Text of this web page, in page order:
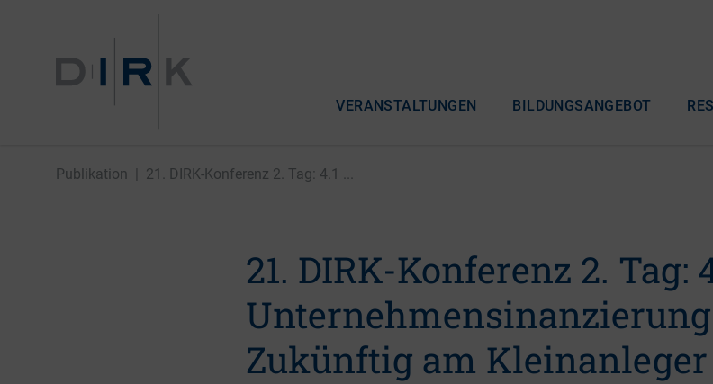
VERANSTALTUNGEN BILDUNGSANGEBOT
Publikation 21. DIRK-Konferenz 2. Tag: 4.1 ...
21. DIRK-Konferenz 2. Tag:
Unternehmensinanzierung
Zukünftig am